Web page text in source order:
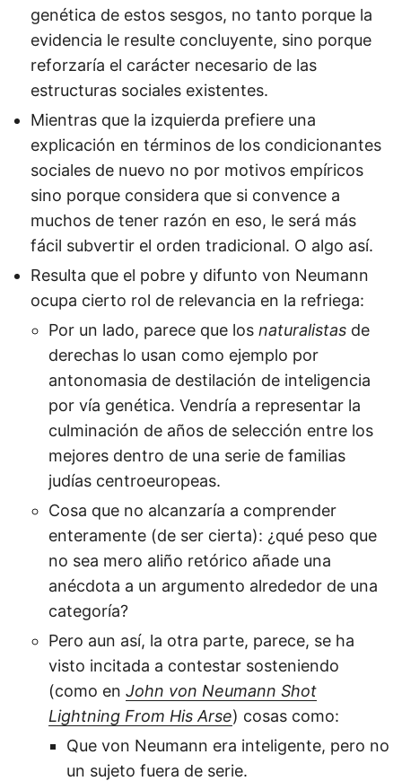
genética de estos sesgos, no tanto porque la
evidencia le resulte concluyente, sino porque
reforzaría el carácter necesario de las
estructuras sociales existentes.
Mientras que la izquierda prefiere una
explicación en términos de los condicionantes
sociales de nuevo no por motivos empíricos
sino porque considera que si convence a
muchos de tener razón en eso, le será más
fácil subvertir el orden tradicional. O algo así.
Resulta que el pobre y difunto von Neumann
ocupa cierto rol de relevancia en la refriega:
Por un lado, parece que los naturalistas de
derechas lo usan como ejemplo por
antonomasia de destilación de inteligencia
por vía genética. Vendría a representar la
culminación de años de selección entre los
mejores dentro de una serie de familias
judías centroeuropeas.
Cosa que no alcanzaría a comprender
enteramente (de ser cierta): ¿qué peso que
no sea mero aliño retórico añade una
anécdota a un argumento alrededor de una
categoría?
Pero aun así, la otra parte, parece, se ha
visto incitada a contestar sosteniendo
(como en John von Neumann Shot
Lightning From His Arse) cosas como:
Que von Neumann era inteligente, pero no
un sujeto fuera de serie.